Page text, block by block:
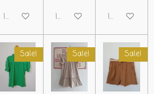
In winkelwagenIn winkelwagenIn
Sale! Sale! Sale!